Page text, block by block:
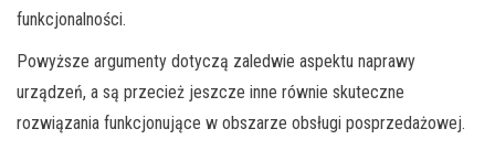
funkcjonalności.
Powyższe argumenty dotyczą zaledwie aspektu naprawy
urządzeń, a są przecież jeszcze inne równie skuteczne
rozwiązania funkcjonujące w obszarze obsługi posprzedażowej.